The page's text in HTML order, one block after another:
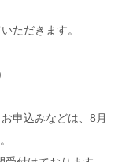
ただきます。
申込みなどは、8月